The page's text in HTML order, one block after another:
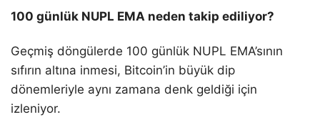
100 günlük NUPL EMA neden takip ediliyor?
Geçmiş döngülerde 100 günlük NUPL EMA’sının
sıfırın altına inmesi, Bitcoin’in büyük dip
dönemleriyle aynı zamana denk geldiği için
izleniyor.